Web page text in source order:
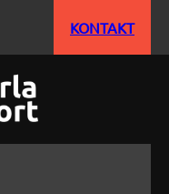
KONTAKT